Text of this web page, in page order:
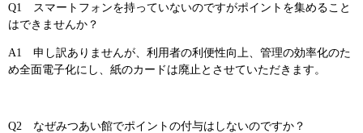
Q1 スマートフォンを持っていないのですがポイントを集めること
はできませんか？
A1 申し訳ありませんが、利用者の利便性向上、管理の効率化のた
め全面電子化にし、紙のカードは廃止とさせていただきます。
Q2 なぜみつあい館でポイントの付与はしないのですか？